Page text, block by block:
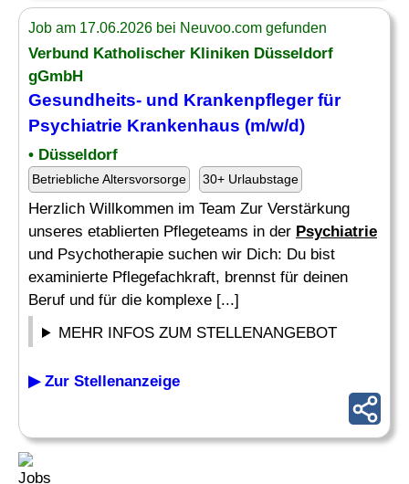
Job am 17.06.2026 bei Neuvoo.com gefunden
Verbund Katholischer Kliniken Düsseldorf
gGmbH
Gesundheits- und Krankenpflegerfür
Psychiatrie Krankenhaus (m/w/d)
• Düsseldorf
Betriebliche Altersvorsorge 30+ Urlaubstage
Herzlich Willkommen im Team Zur Verstärkung
unseres etablierten Pflegeteams in der Psychiatrie
und Psychotherapie suchen wir Dich: Du bist
examinierte Pflegefachkraft, brennst für deinen
Beruf und für die komplexe [...]
MEHR INFOS ZUM STELLENANGEBOT
▶ Zur Stellenanzeige